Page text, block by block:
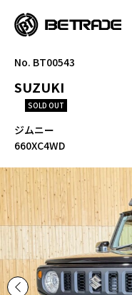
No. BT00543
SUZUKI
SOLD OUT
ジムニー
660XC4WD